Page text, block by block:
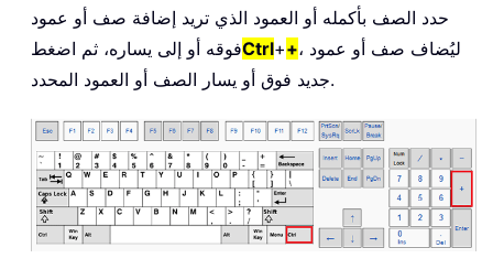
حدد الصف بأكمله أو العمود الذي تريد إضافة صف أو عمود
فوقه أو إلى يساره، ثم اضغطCtrl++، ليُضاف صف أو عمود
جديد فوق أو يسار الصف أو العمود المحدد.